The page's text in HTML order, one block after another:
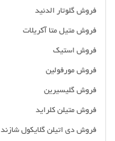
فروش گلوتار الدئید
فروش متیل متا آکریلات
فروش استیک
فروش مورفولین
فروش گلیسیرین
فروش متیلن کلراید
فروش دی اتیلن گلایکول شازند DEG